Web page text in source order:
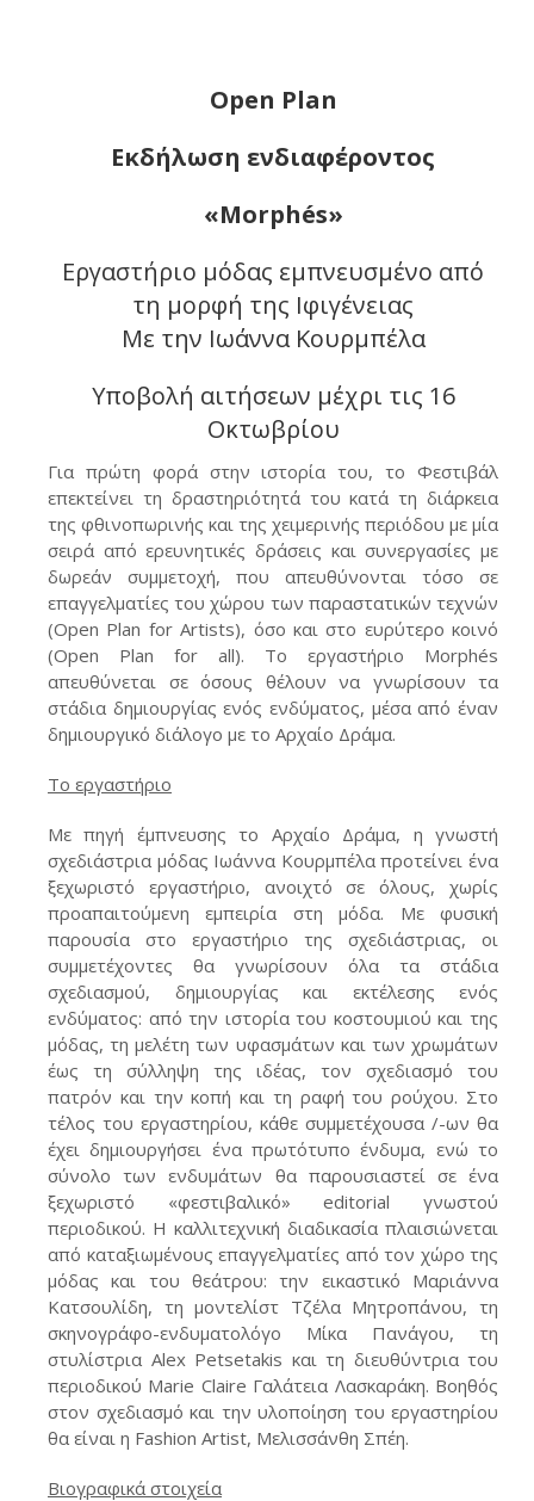
Open Plan
Εκδήλωση ενδιαφέροντος
«Morphés»
Εργαστήριο μόδας εμπνευσμένο από
τη μορφή της Ιφιγένειας
Με την Ιωάννα Κουρμπέλα
Υποβολή αιτήσεων μέχρι τις 16
Οκτωβρίου
Για πρώτη φορά στην ιστορία του, το Φεστιβάλ
επεκτείνει τη δραστηριότητά του κατά τη διάρκεια
της φθινοπωρινής και της χειμερινής περιόδου με μία
σειρά από ερευνητικές δράσεις και συνεργασίες με
δωρεάν συμμετοχή, που απευθύνονται τόσο σε
επαγγελματίες του χώρου των παραστατικών τεχνών
(Open Plan for Artists), όσο και στο ευρύτερο κοινό
(Open Plan for all). Το εργαστήριο Morphés
απευθύνεται σε όσους θέλουν να γνωρίσουν τα
στάδια δημιουργίας ενός ενδύματος, μέσα από έναν
δημιουργικό διάλογο με το Αρχαίο Δράμα.
Το εργαστήριο
Με πηγή έμπνευσης το Αρχαίο Δράμα, η γνωστή
σχεδιάστρια μόδας Ιωάννα Κουρμπέλα προτείνει ένα
ξεχωριστό εργαστήριο, ανοιχτό σε όλους, χωρίς
προαπαιτούμενη εμπειρία στη μόδα. Με φυσική
παρουσία στο εργαστήριο της σχεδιάστριας, οι
συμμετέχοντες θα γνωρίσουν όλα τα στάδια
σχεδιασμού, δημιουργίας και εκτέλεσης ενός
ενδύματος: από την ιστορία του κοστουμιού και της
μόδας, τη μελέτη των υφασμάτων και των χρωμάτων
έως τη σύλληψη της ιδέας, τον σχεδιασμό του
πατρόν και την κοπή και τη ραφή του ρούχου. Στο
τέλος του εργαστηρίου, κάθε συμμετέχουσα /-ων θα
έχει δημιουργήσει ένα πρωτότυπο ένδυμα, ενώ το
σύνολο των ενδυμάτων θα παρουσιαστεί σε ένα
ξεχωριστό «φεστιβαλικό» editorial γνωστού
περιοδικού. H καλλιτεχνική διαδικασία πλαισιώνεται
από καταξιωμένους επαγγελματίες από τον χώρο της
μόδας και του θεάτρου: την εικαστικό Μαριάννα
Κατσουλίδη, τη μοντελίστ Τζέλα Μητροπάνου, τη
σκηνογράφο-ενδυματολόγο Μίκα Πανάγου, τη
στυλίστρια Alex Petsetakis και τη διευθύντρια του
περιοδικού Marie Claire Γαλάτεια Λασκαράκη. Βοηθός
στον σχεδιασμό και την υλοποίηση του εργαστηρίου
θα είναι η Fashion Artist, Μελισσάνθη Σπέη.
Βιογραφικά στοιχεία